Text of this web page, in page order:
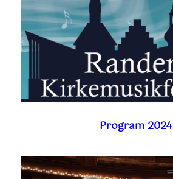
Program 2024